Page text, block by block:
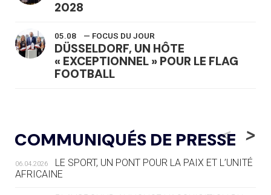
2028
05.08 — FOCUS DU JOUR
DÜSSELDORF, UN HÔTE
« EXCEPTIONNEL » POUR LE FLAG
FOOTBALL
LE RÊVE DE VOIR LA LUGE ALPINE
AUX JO « N'EST PAS FINI »
05.08 — TIR À L'ARC
DES MONDIAUX À BRISBANE SUR LA
COMMUNIQUÉS DE PRESSE
<
06.04.2026
LE SPORT, UN PONT POUR LA PAIX ET L’UNITÉ
AFRICAINE
>